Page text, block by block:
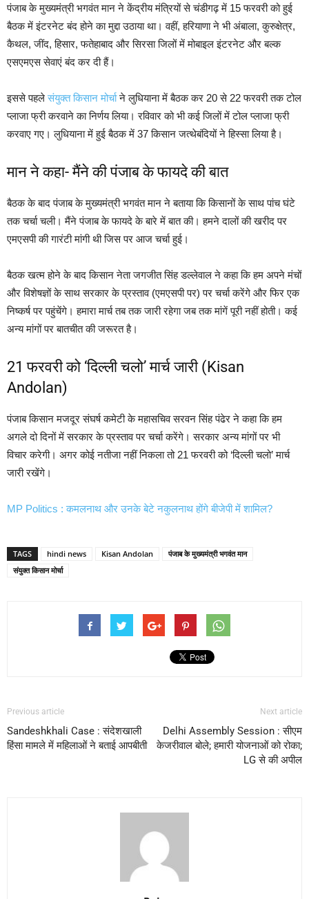
पंजाब के मुख्यमंत्री भगवंत मान ने केंद्रीय मंत्रियों से चंडीगढ़ में 15 फरवरी को हुई
बैठक में इंटरनेट बंद होने का मुद्दा उठाया था। वहीं, हरियाणा ने भी अंबाला, कुरुक्षेत्र,
कैथल, जींद, हिसार, फतेहाबाद और सिरसा जिलों में मोबाइल इंटरनेट और बल्क
एसएमएस सेवाएं बंद कर दी हैं।
इससे पहलेसंयुक्त किसान मोर्चाने लुधियाना में बैठक कर 20 से 22 फरवरी तक टोल
प्लाजा फ्री करवाने का निर्णय लिया। रविवार को भी कई जिलों में टोल प्लाजा फ्री
करवाए गए। लुधियाना में हुई बैठक में 37 किसान जत्थेबंदियों ने हिस्सा लिया है।
मान ने कहा- मैंने की पंजाब के फायदे की बात
बैठक के बाद पंजाब के मुख्यमंत्री भगवंत मान ने बताया कि किसानों के साथ पांच घंटे
तक चर्चा चली। मैंने पंजाब के फायदे के बारे में बात की। हमने दालों की खरीद पर
एमएसपी की गारंटी मांगी थी जिस पर आज चर्चा हुई।
बैठक खत्म होने के बाद किसान नेता जगजीत सिंह डल्लेवाल ने कहा कि हम अपने मंचों
और विशेषज्ञों के साथ सरकार के प्रस्ताव (एमएसपी पर) पर चर्चा करेंगे और फिर एक
निष्कर्ष पर पहुंचेंगे। हमारा मार्च तब तक जारी रहेगा जब तक मांगें पूरी नहीं होती। कई
अन्य मांगों पर बातचीत की जरूरत है।
21 फरवरी को ‘दिल्ली चलो’ मार्च जारी (Kisan
Andolan)
पंजाब किसान मजदूर संघर्ष कमेटी के महासचिव सरवन सिंह पंढेर ने कहा कि हम
अगले दो दिनों में सरकार के प्रस्ताव पर चर्चा करेंगे। सरकार अन्य मांगों पर भी
विचार करेगी। अगर कोई नतीजा नहीं निकला तो 21 फरवरी को ‘दिल्ली चलो’ मार्च
जारी रखेंगे।
MP Politics : कमलनाथ और उनके बेटे नकुलनाथ होंगे बीजेपी में शामिल?
TAGS hindi news Kisan Andolan
पंजाब के मुख्यमंत्री भगवंत मान
संयुक्त किसान मोर्चा
Previous article
Sandeshkhali Case : संदेशखाली
हिंसा मामले में महिलाओं ने बताई आपबीती
Next article
Delhi Assembly Session : सीएम
केजरीवाल बोले; हमारी योजनाओं को रोका;
LG से की अपील